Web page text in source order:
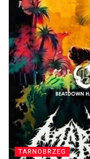
TARNOBRZEG